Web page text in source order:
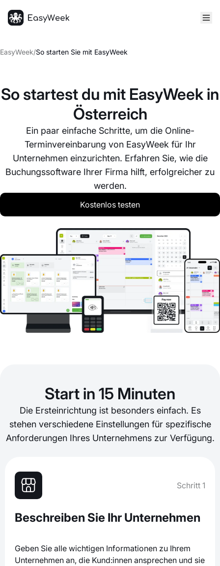
EasyWeek/So starten Sie mit EasyWeek
So startest du mit EasyWeek in
Österreich
Ein paar einfache Schritte, um die Online-
Terminvereinbarung von EasyWeek für Ihr
Unternehmen einzurichten. Erfahren Sie, wie die
Buchungssoftware Ihrer Firma hilft, erfolgreicher zu
werden.
Kostenlos testen
Start in 15 Minuten
Die Ersteinrichtung ist besonders einfach. Es
stehen verschiedene Einstellungen für spezifische
Anforderungen Ihres Unternehmens zur Verfügung.
Schritt 1
Beschreiben Sie Ihr Unternehmen
Geben Sie alle wichtigen Informationen zu Ihrem
Unternehmen an, die Kund:innen ansprechen und sie